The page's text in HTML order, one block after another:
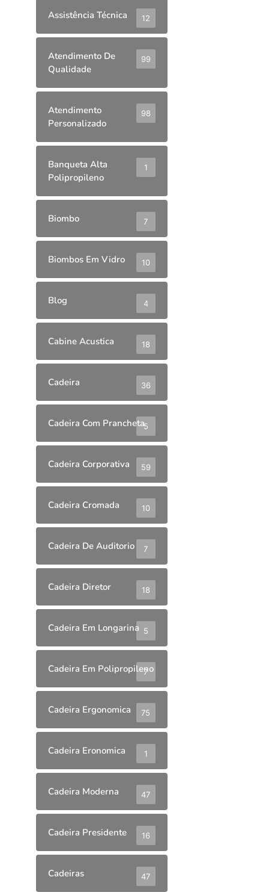
Assistência Técnica 12
Atendimento De
Qualidade
99
Atendimento
Personalizado
98
Banqueta Alta
Polipropileno
1
Biombo 7
Biombos Em Vidro 10
Blog 4
Cabine Acustica 18
Cadeira 36
Cadeira Com Prancheta5
Cadeira Corporativa 59
Cadeira Cromada 10
Cadeira De Auditorio 7
Cadeira Diretor 18
Cadeira Em Longarina 5
Cadeira Em Polipropileno
7
Cadeira Ergonomica 75
Cadeira Eronomica 1
Cadeira Moderna 47
Cadeira Presidente 16
Cadeiras 47